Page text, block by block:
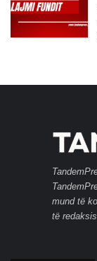
mund të
të